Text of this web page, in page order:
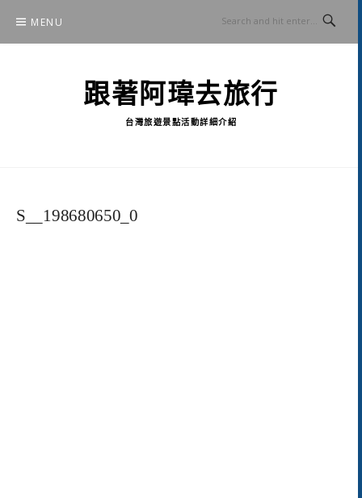
content
MENU
跟著阿瑋去旅行
台灣旅遊景點活動詳細介紹
S__198680650_0